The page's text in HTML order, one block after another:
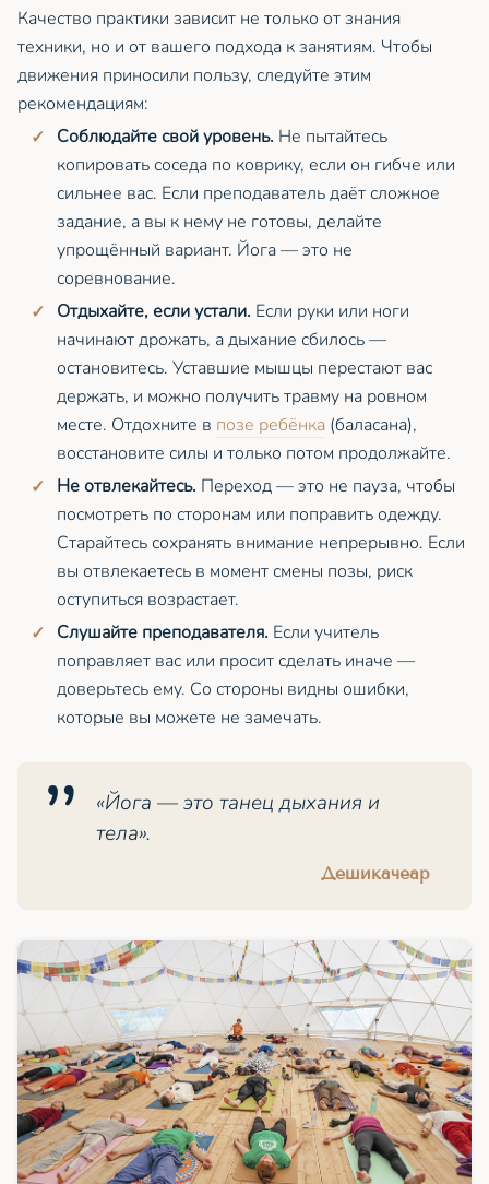
Качество практики зависит не только от знания
техники, но и от вашего подхода к занятиям. Чтобы
движения приносили пользу, следуйте этим
рекомендациям:
Соблюдайте свой уровень. Не пытайтесь
копировать соседа по коврику, если он гибче или
сильнее вас. Если преподаватель даёт сложное
задание, а вы к нему не готовы, делайте
упрощённый вариант. Йога — это не
соревнование.
Отдыхайте, если устали. Если руки или ноги
начинают дрожать, а дыхание сбилось —
остановитесь. Уставшие мышцы перестают вас
держать, и можно получить травму на ровном
месте. Отдохните в позе ребёнка (баласана),
восстановите силы и только потом продолжайте.
Не отвлекайтесь. Переход — это не пауза, чтобы
посмотреть по сторонам или поправить одежду.
Старайтесь сохранять внимание непрерывно. Если
вы отвлекаетесь в момент смены позы, риск
оступиться возрастает.
Слушайте преподавателя. Если учитель
поправляет вас или просит сделать иначе —
доверьтесь ему. Со стороны видны ошибки,
которые вы можете не замечать.
«Йога — это танец дыхания и
тела».
Дешикачеар